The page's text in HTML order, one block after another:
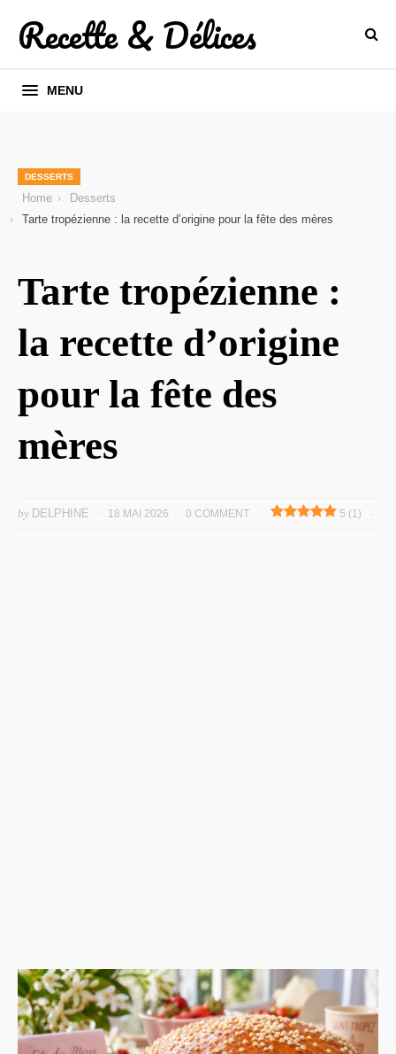
Recette & Délices
MENU
DESSERTS
Home
Desserts
Tarte tropézienne : la recette d’origine pour la fête des mères
Tarte tropézienne :
la recette d’origine
pour la fête des
mères
by DELPHINE 18 MAI 2026 0 COMMENT 5 (1)